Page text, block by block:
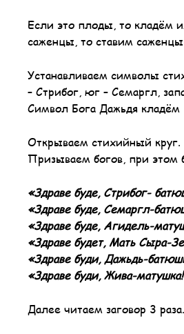
Если это плоды, то кладём
саженцы, то ставим
Устанавливаем символы
– Стрибог, юг – Семаргл,
Символ Бога Дажьдя
Открываем стихийный круг.
Призываем богов, при этом
«Здраве буде, Стрибог-
«Здраве буде, Семаргл-
«Здраве буде, Агидель-
«Здраве будет, Мать Сыра-
«Здраве буди, Дажьдь-
«Здраве буди, Жива-
Далее читаем заговор 3 раза.